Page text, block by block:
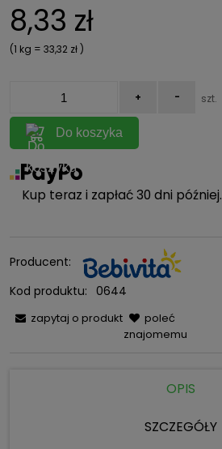
8,33 zł
(1 kg = 33,32 zł )
+ - szt.
Do koszyka
Kup teraz i zapłać 30 dni później.
Producent:
Kod produktu: 0644
zapytaj o produkt
poleć
znajomemu
OPIS
SZCZEGÓŁY